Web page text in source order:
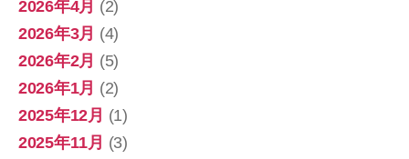
2026年4月 (2)
2026年3月 (4)
2026年2月 (5)
2026年1月 (2)
2025年12月 (1)
2025年11月 (3)